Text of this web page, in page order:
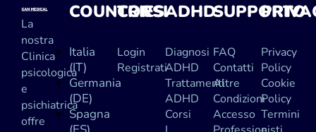
La
nostra
Clinica
psicologica
e
psichiatrica
offre
COUNTRIES
Italia
(IT)
Germania
(DE)
Spagna
CORSI
Login
Registrati
ADHD
Diagnosi
ADHD
Trattamenti
ADHD
Corsi
SUPPORTO
FAQ
Contatti
Altre
Condizioni
Accesso
Privacy
Policy
Cookie
Policy
Termini